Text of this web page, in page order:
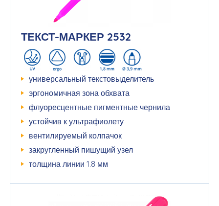
ТЕКСТ-МАРКЕР 2532
универсальный текстовыделитель
эргономичная зона обхвата
флуоресцентные пигментные чернила
устойчив к ультрафиолету
вентилируемый колпачок
закругленный пишущий узел
толщина линии 1.8 мм